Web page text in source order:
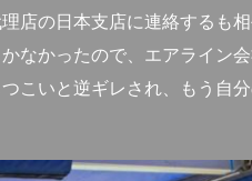
店の日本支店に連絡するも
なかったので、エアライン
こいと逆ギレされ、もう自